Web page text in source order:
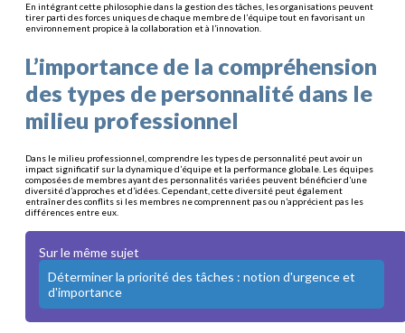
En intégrant cette philosophie dans la gestion des tâches, les organisations peuvent
tirer parti des forces uniques de chaque membre de l’équipe tout en favorisant un
environnement propice à la collaboration et à l’innovation.
L’importance de la compréhension
des types de personnalité dans le
milieu professionnel
Dans le milieu professionnel, comprendre les types de personnalité peut avoir un
impact significatif sur la dynamique d’équipe et la performance globale. Les équipes
composées de membres ayant des personnalités variées peuvent bénéficier d’une
diversité d’approches et d’idées. Cependant, cette diversité peut également
entraîner des conflits si les membres ne comprennent pas ou n’apprécient pas les
différences entre eux.
Sur le même sujet
Déterminer la priorité des tâches : notion d'urgence et
d'importance